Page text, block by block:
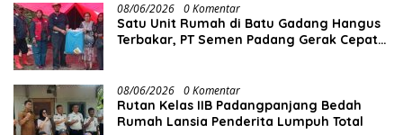
08/06/2026 0 Komentar
Satu Unit Rumah di Batu Gadang Hangus
Terbakar, PT Semen Padang Gerak Cepat
08/06/2026 0 Komentar
Rutan Kelas IIB Padangpanjang Bedah
Rumah Lansia Penderita Lumpuh Total